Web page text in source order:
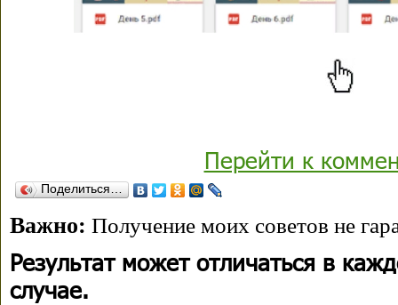
Перейти к
Поделиться…
Важно: Получение моих советов не
Результат может отличаться в
случае.